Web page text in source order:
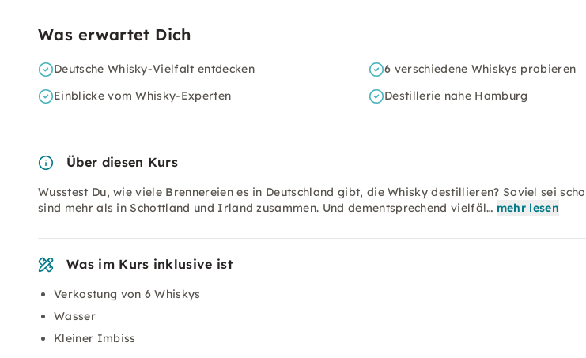
Was erwartet Dich
Deutsche Whisky-Vielfalt entdecken
6 verschiedene Whiskys probieren
Einblicke vom Whisky-Experten
Destillerie nahe Hamburg
Über diesen Kurs
Wusstest Du, wie viele Brennereien es in Deutschland gibt, die Whisky destillieren? Soviel sei
sind mehr als in Schottland und Irland zusammen. Und dementsprechend vielfäl… mehr lesen
Was im Kurs inklusive ist
Verkostung von 6 Whiskys
Wasser
Kleiner Imbiss